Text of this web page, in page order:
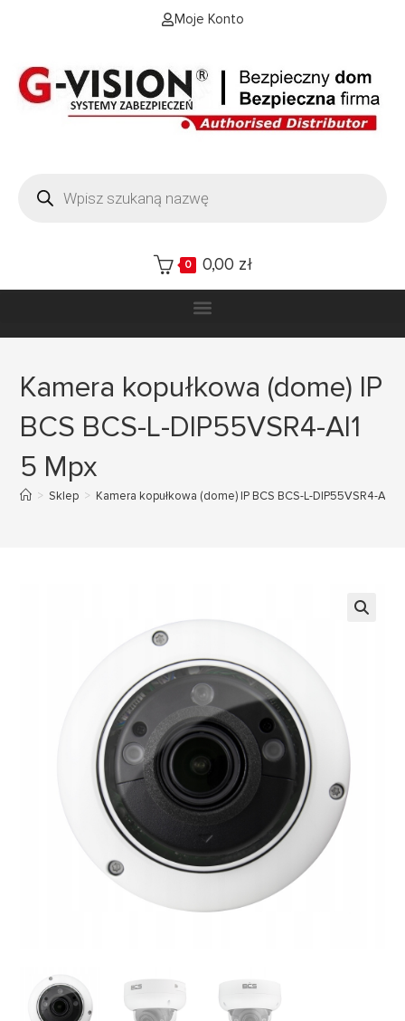
Moje Konto
0 0,00 zł
Kamera kopułkowa (dome) IP
BCS BCS-L-DIP55VSR4-AI1
5 Mpx
> Sklep > Kamera kopułkowa (dome) IP BCS BCS-L-DIP55VSR4-AI1 5